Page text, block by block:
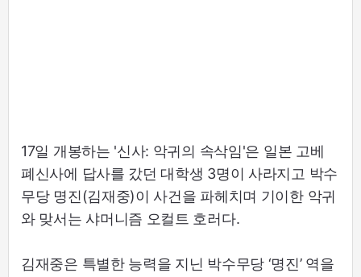
17일 개봉하는 '신사: 악귀의 속삭임'은 일본 고베
폐신사에 답사를 갔던 대학생 3명이 사라지고 박수
무당 명진(김재중)이 사건을 파헤치며 기이한 악귀
와 맞서는 샤머니즘 오컬트 호러다.
김재중은 특별한 능력을 지닌 박수무당 ‘명진’ 역을